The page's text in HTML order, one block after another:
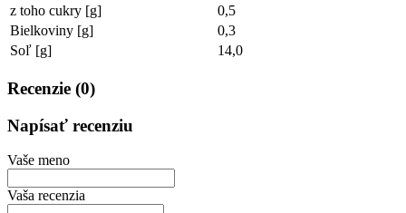
z toho cukry [g]
0,5
Bielkoviny [g]
0,3
Soľ [g]
14,0
Recenzie (0)
Napísať recenziu
Vaše meno
Vaša recenzia